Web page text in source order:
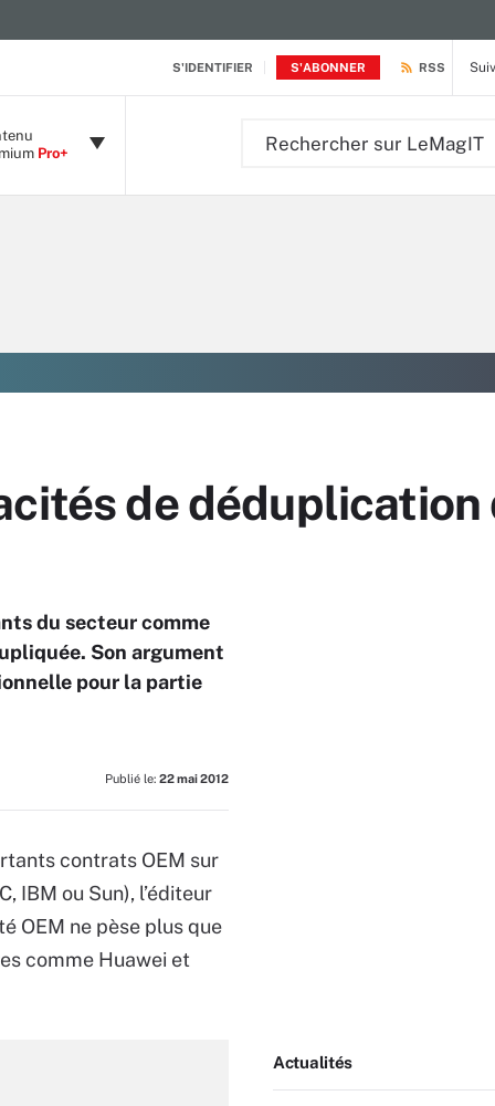
S'IDENTIFIER S'ABONNER RSS
Pro+
de déduplication
du secteur comme
Son argument
pour la partie
Publié le: 22 mai 2012
contrats OEM sur
IBM ou Sun), l’éditeur
OEM ne pèse plus que
comme Huawei et
Actualités